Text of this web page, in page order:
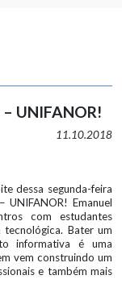
– UNIFANOR!
11.10.2018
dessa segunda-feira
UNIFANOR! Emanuel
com estudantes
Bater um
informativa é uma
vem construindo um
e também mais